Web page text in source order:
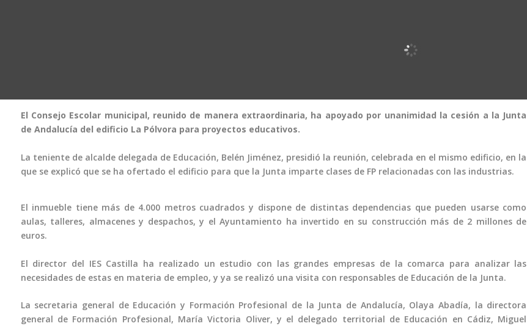
El Consejo Escolar municipal, reunido de manera extraordinaria, ha apoyado por unanimidad la cesión a la Junta
de Andalucía del edificio La Pólvora para proyectos educativos.
La teniente de alcalde delegada de Educación, Belén Jiménez, presidió la reunión, celebrada en el mismo edificio, en la
que se explicó que se ha ofertado el edificio para que la Junta imparte clases de FP relacionadas con las industrias.
El inmueble tiene más de 4.000 metros cuadrados y dispone de distintas dependencias que pueden usarse como
aulas, talleres, almacenes y despachos, y el Ayuntamiento ha invertido en su construcción más de 2 millones de
euros.
El director del IES Castilla ha realizado un estudio con las grandes empresas de la comarca para analizar las
necesidades de estas en materia de empleo, y ya se realizó una visita con responsables de Educación de la Junta.
La secretaria general de Educación y Formación Profesional de la Junta de Andalucía, Olaya Abadía, la directora
general de Formación Profesional, María Victoria Oliver, y el delegado territorial de Educación en Cádiz, Miguel